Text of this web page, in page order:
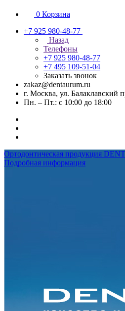
0 Корзина
+7 925 980-48-77
Назад
Телефоны
+7 925 980-48-77
+7 495 109-51-04
Заказать звонок
zakaz@dentaurum.ru
г. Москва, ул. Балаклавский
Пн. – Пт.: с 10:00 до 18:00
Ортодонтическая продукция
Подробная информация